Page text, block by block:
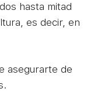
hasta mitad
es decir, en
asegurarte de